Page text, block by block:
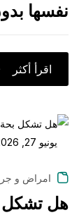
نفسها
اقرأ أكثر
يونيو 27, 2026
امراض و
هل تشكل